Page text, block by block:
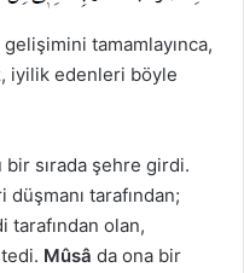
tamamlayınca,
iyilik edenleri böyle
sırada şehre girdi.
tarafından;
tarafından olan,
Mûsâ da ona bir